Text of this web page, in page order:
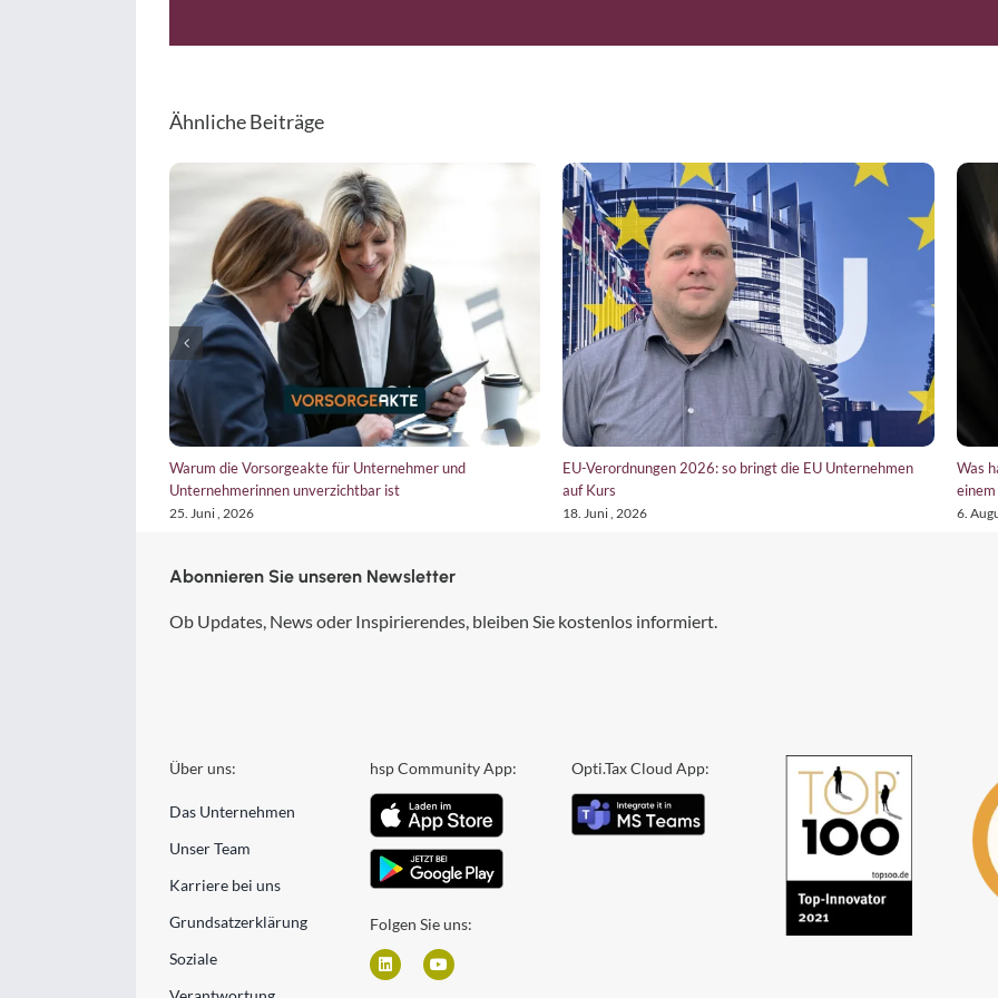
Ähnliche Beiträge
Warum die Vorsorgeakte für Unternehmer und
Unternehmerinnen unverzichtbar ist
25. Juni , 2026
EU-Verordnungen 2026: so bringt die EU Unternehmen
auf Kurs
18. Juni , 2026
Was
6.
Abonnieren Sie unseren Newsletter
Ob Updates, News oder Inspirierendes, bleiben Sie kostenlos informiert.
Über uns:
Das Unternehmen
Unser Team
Karriere bei uns
Grundsatzerklärung
Soziale
hsp Community App:
Folgen Sie uns:
Opti.Tax Cloud App: